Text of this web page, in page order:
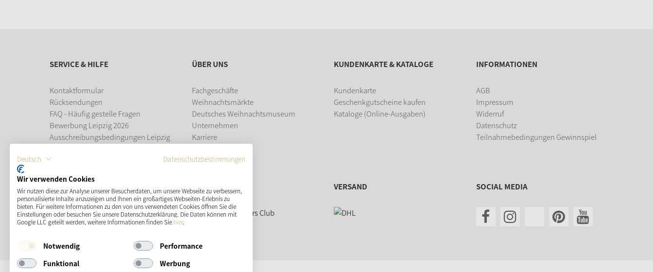
SERVICE & HILFE
Kontaktformular
Rücksendungen
FAQ - Häufig gestelle Fragen
Bewerbung Leipzig 2026
Ausschreibungsbedingungen Leipzig
Leipziger Weihnachtsmarkt
ÜBER UNS
Fachgeschäfte
Weihnachtsmärkte
Deutsches Weihnachtsmuseum
Unternehmen
Karriere
KUNDENKARTE & KATALOGE
Kundenkarte
Geschenkgutscheine kaufen
Kataloge (Online-Ausgaben)
INFORMATIONEN
AGB
Impressum
Widerruf
Datenschutz
Teilnahmebedingungen Gewinnspiel
ZAHLUNGSMÖGLICHKEITEN VERSAND SOCIAL MEDIA
Deutsch Datenschutzbestimmungen
Wir verwenden Cookies
Wir nutzen diese zur Analyse unserer Besucherdaten, um unsere Webseite zu verbessern,
personalisierte Inhalte anzuzeigen und Ihnen ein großartiges Webseiten-Erlebnis zu
bieten. Für weitere Informationen zu den von uns verwendeten Cookies öffnen Sie die
Einstellungen oder besuchen Sie unsere Datenschutzerklärung. Die Daten können mit
Google LLC geteilt werden, weitere Informationen finden Sie hier.
Notwendig
Performance
Funktional
Werbung